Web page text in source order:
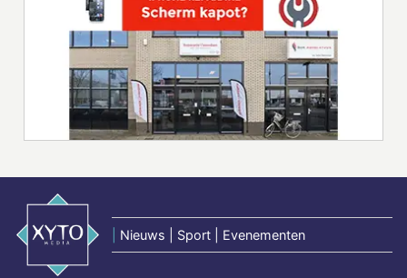
Nieuws | Sport | Evenementen